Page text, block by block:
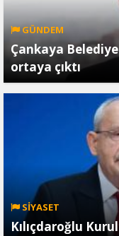
GÜNDEM
Çankaya
ortaya çıktı
SİYASET
Kılıçdaroğlu